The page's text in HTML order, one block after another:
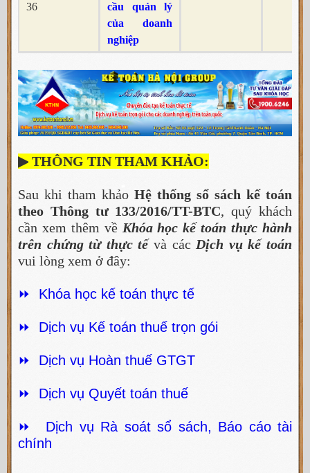
36
cầu quản lý
của doanh
nghiệp
▶ THÔNG TIN THAM KHẢO:
Sau khi tham khảo Hệ thống sổ sách kế toán
theo Thông tư 133/2016/TT-BTC, quý khách
cần xem thêm về Khóa học kế toán thực hành
trên chứng từ thực tếvà các Dịch vụ kế toán
vui lòng xem ở đây:
⏩ Khóa học kế toán thực tế
⏩ Dịch vụ Kế toán thuế trọn gói
⏩ Dịch vụ Hoàn thuế GTGT
⏩ Dịch vụ Quyết toán thuế
⏩ Dịch vụ Rà soát sổ sách, Báo cáo tài
chính